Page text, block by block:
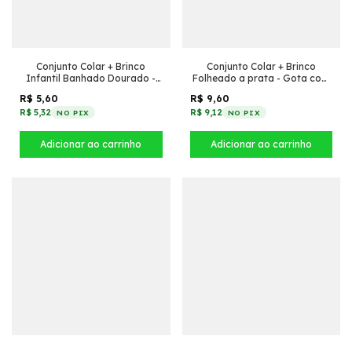
Conjunto Colar + Brinco
Infantil Banhado Dourado -
pendurado (Preto)
R$ 5,60
R$ 5,32 NO PIX
Conjunto Colar + Brinco
Folheado a prata - Gota com
R$ 9,60
R$ 9,12 NO PIX